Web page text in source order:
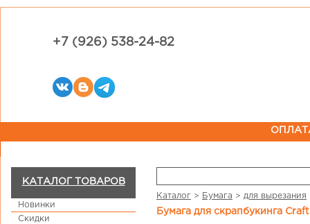
+7 (926) 538-24-82
КАТАЛОГ ТОВАРОВ
Новинки
Скидки
Каталог > Бумага > для вырезания
Бумага для скрапбукинга